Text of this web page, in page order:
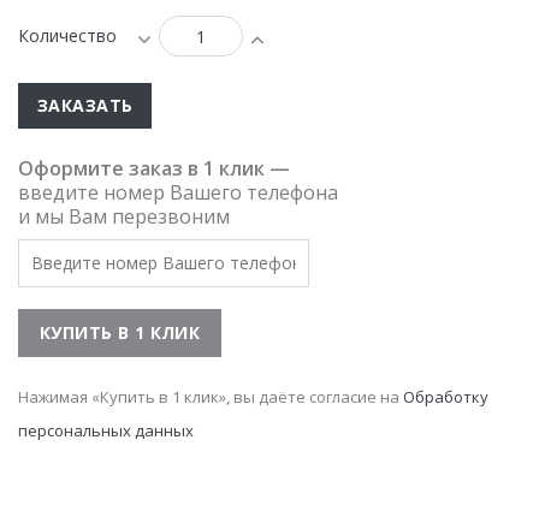
Количество
ЗАКАЗАТЬ
Оформите заказ в 1 клик —
введите номер Вашего телефона
и мы Вам перезвоним
Нажимая «Купить в 1 клик», вы даёте согласие на Обработку
персональных данных